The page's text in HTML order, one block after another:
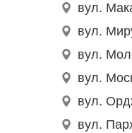
вул.
вул.
вул.
вул.
вул.
вул.